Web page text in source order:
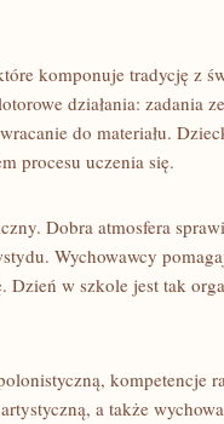
komponuje tradycję z
działania: zadania
do materiału.
procesu uczenia się.
Dobra atmosfera
Wychowawcy
w szkole jest tak
kompetencje
a także